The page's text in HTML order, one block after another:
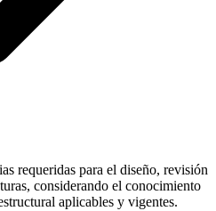
requeridas para el diseño, revisión
considerando el conocimiento
aplicables y vigentes.